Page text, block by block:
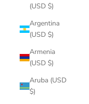
(USD $)
Argentina
(USD $)
Armenia
(USD $)
Aruba (USD
$)